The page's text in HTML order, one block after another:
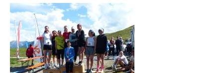
Fotos senden!
Sende Fotos und Berichte von Läufen oder anderen LSV-
Veranstaltungen und sie werden umgehend online gestellt.